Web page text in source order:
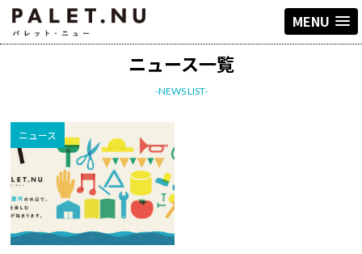
MENU
ニュース一覧
-NEWS LIST-
ニュース